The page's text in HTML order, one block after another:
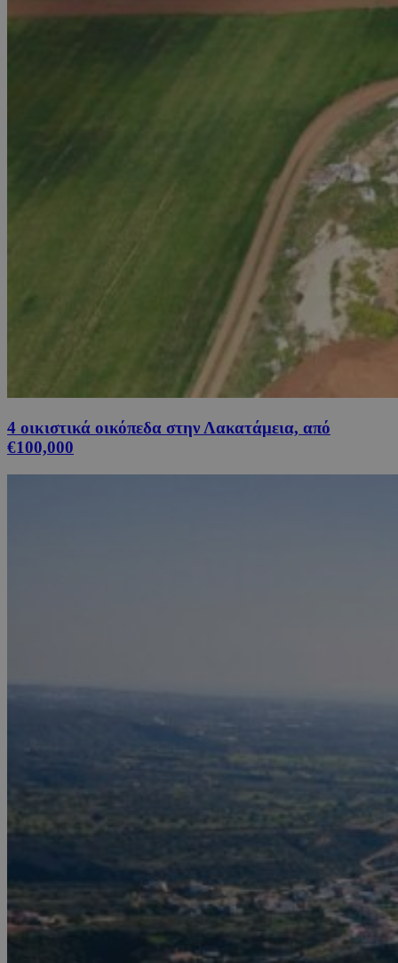
4 οικιστικά οικόπεδα στην Λακατάμεια, από
€100,000